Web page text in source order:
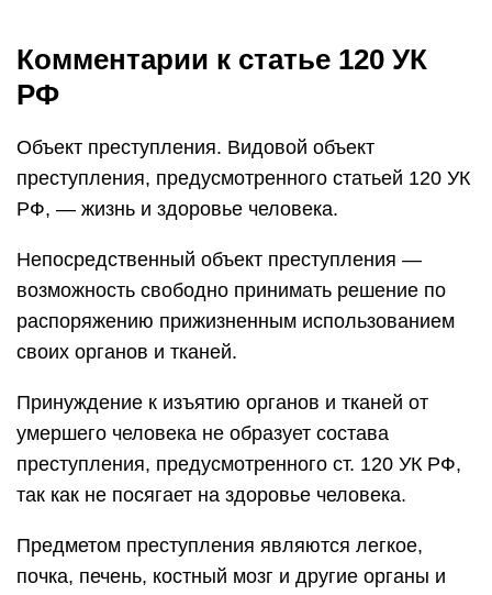
Комментарии к статье 120 УК
РФ
Объект преступления. Видовой объект
преступления, предусмотренного статьей 120 УК
РФ, — жизнь и здоровье человека.
Непосредственный объект преступления —
возможность свободно принимать решение по
распоряжению прижизненным использованием
своих органов и тканей.
Принуждение к изъятию органов и тканей от
умершего человека не образует состава
преступления, предусмотренного ст. 120 УК РФ,
так как не посягает на здоровье человека.
Предметом преступления являются легкое,
почка, печень, костный мозг и другие органы и